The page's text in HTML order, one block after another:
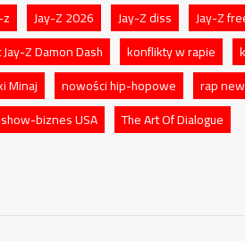
Jay-Z 2026 Jay-Z diss
Jay-Z
Z Damon Dash konflikty w rapie
Minaj nowości hip-hopowe rap
show-biznes USA
The Art Of Dialogue